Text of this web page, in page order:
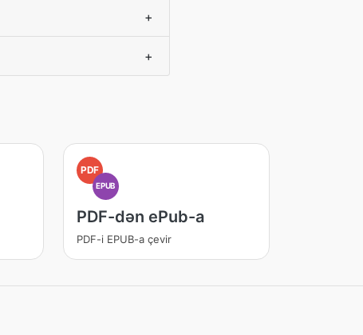
+
+
PDF
EPUB
PDF-dən ePub-a
PDF-i EPUB-a çevir